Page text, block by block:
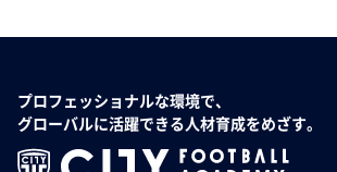
プロフェッショナルな環境で、
グローバルに活躍できる人材育成をめざす。